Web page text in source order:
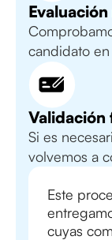
candidato
Validación
Si es
volvemos a
Este
cuyas